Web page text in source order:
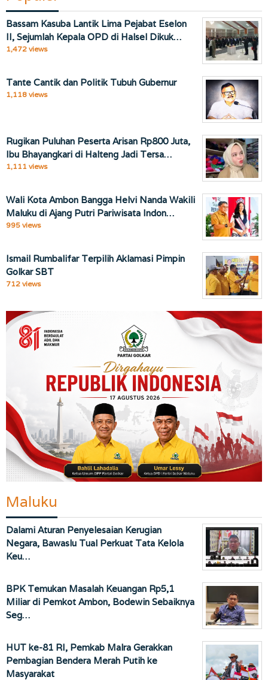
Bassam Kasuba Lantik Lima Pejabat Eselon
II, Sejumlah Kepala OPD di Halsel Dikuk…
1,472 views
Tante Cantik dan Politik Tubuh Gubernur
1,118 views
Rugikan Puluhan Peserta Arisan Rp800 Juta,
Ibu Bhayangkari di Halteng Jadi Tersa…
1,111 views
Wali Kota Ambon Bangga Helvi Nanda Wakili
Maluku di Ajang Putri Pariwisata Indon…
995 views
Ismail Rumbalifar Terpilih Aklamasi Pimpin
Golkar SBT
712 views
Maluku
Dalami Aturan Penyelesaian Kerugian
Negara, Bawaslu Tual Perkuat Tata Kelola
Keu…
BPK Temukan Masalah Keuangan Rp5,1
Miliar di Pemkot Ambon, Bodewin Sebaiknya
Seg…
HUT ke-81 RI, Pemkab Malra Gerakkan
Pembagian Bendera Merah Putih ke
Masyarakat